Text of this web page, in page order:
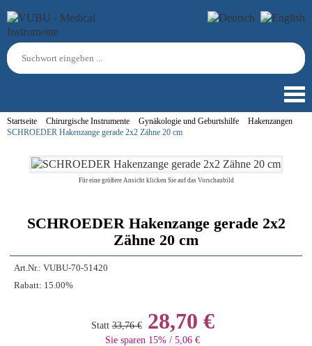
Startseite Chirurgische Instrumente Gynäkologie und Geburtshilfe
Hakenzangen
SCHROEDER Hakenzange gerade 2x2 Zähne 20 cm
Für eine größere Ansicht klicken Sie auf das Vorschaubild
SCHROEDER Hakenzange gerade 2x2
Zähne 20 cm
Art.Nr.: VUBU-70-51420
Rabatt: 15.00%
Statt 33,76 €28,70 €
Sie sparen 15% / 5,06 €